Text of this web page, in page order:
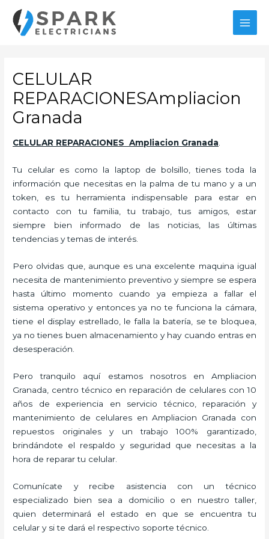
contenido
CELULAR
REPARACIONESAmpliacion
Granada
CELULAR REPARACIONES Ampliacion Granada
Tu celular es como la laptop de bolsillo, tienes toda la
información que necesitas en la palma de tu mano y a un
token, es tu herramienta indispensable para estar en
contacto con tu familia, tu trabajo, tus amigos, estar
siempre bien informado de las noticias, las últimas
tendencias y temas de interés.
Pero olvidas que, aunque es una excelente maquina igual
necesita de mantenimiento preventivo y siempre se espera
hasta último momento cuando ya empieza a fallar el
sistema operativo y entonces ya no te funciona la cámara,
tiene el display estrellado, le falla la batería, se te bloquea,
ya no tienes buen almacenamiento y hay cuando entras en
desesperación.
Pero tranquilo aquí estamos nosotros en Ampliacion
Granada, centro técnico en reparación de celulares con 10
años de experiencia en servicio técnico, reparación y
mantenimiento de celulares en Ampliacion Granada con
repuestos originales y un trabajo 100% garantizado,
brindándote el respaldo y seguridad que necesitas a la
hora de reparar tu celular.
Comunícate y recibe asistencia con un técnico
especializado bien sea a domicilio o en nuestro taller,
quien determinará el estado en que se encuentra tu
celular y si te dará el respectivo soporte técnico.